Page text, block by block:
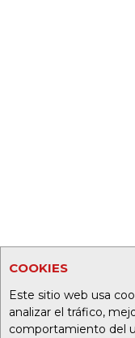
COOKIES
Este sitio web usa
analizar el tráfico,
comportamiento del